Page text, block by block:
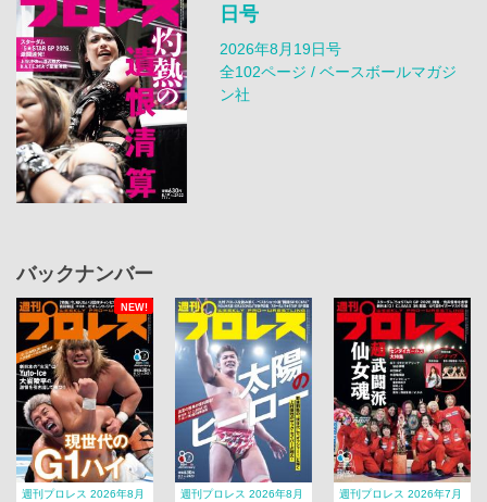
日号
2026年8月19日号
全102ページ / ベースボールマガジ
ン社
バックナンバー
NEW!
週刊プロレス 2026年8月
週刊プロレス 2026年8月
週刊プロレス 2026年7月